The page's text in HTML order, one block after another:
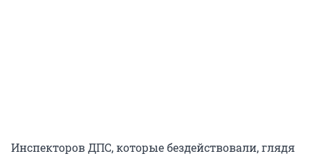
Инспекторов ДПС, которые бездействовали, глядя